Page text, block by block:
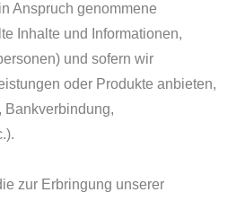
Anspruch genommene
Inhalte und Informationen,
und sofern wir
oder Produkte anbieten,
Bankverbindung,
zur Erbringung unserer